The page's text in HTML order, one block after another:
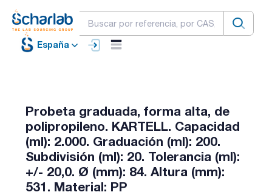
España
Probeta graduada, forma alta, de
polipropileno. KARTELL. Capacidad
(ml): 2.000. Graduación (ml): 200.
Subdivisión (ml): 20. Tolerancia (ml):
+/- 20,0. Ø (mm): 84. Altura (mm):
531. Material: PP